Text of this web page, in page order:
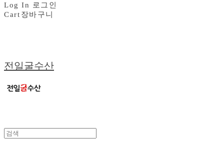
Log In
로그인
Cart 장바구니
전일굴수산